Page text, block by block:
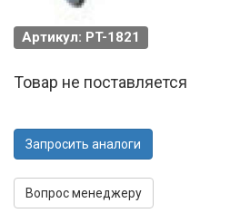
Артикул: PT-1821
Товар не поставляется
Запросить аналоги
Вопрос менеджеру